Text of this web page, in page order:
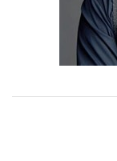
Technické
Výchova a